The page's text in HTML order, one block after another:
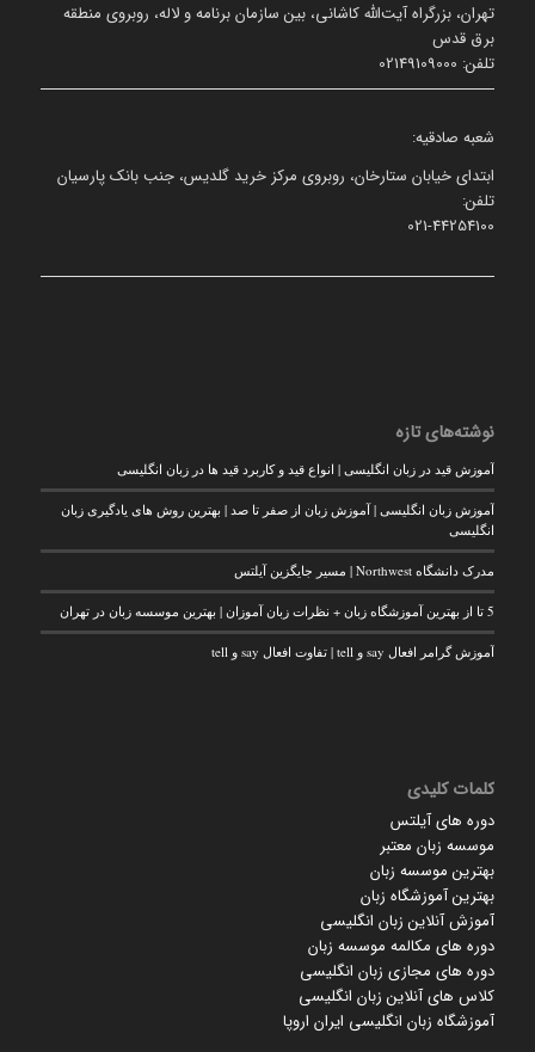
تهران، بزرگراه آیت‌الله کاشانی، بین سازمان برنامه و لاله، روبروی منطقه
برق قدس
تلفن: 02149109000
شعبه صادقیه:
ابتدای خیابان ستارخان، روبروی مرکز خرید گلدیس، جنب بانک پارسیان
تلفن:
021-44254100
نوشته‌های تازه
آموزش قید در زبان انگلیسی | انواع قید و کاربرد قید ها در زبان انگلیسی
آموزش زبان انگلیسی | آموزش زبان از صفر تا صد | بهترین روش های یادگیری زبان
انگلیسی
مدرک دانشگاه Northwest | مسیر جایگزین آیلتس
5 تا از بهترین آموزشگاه زبان + نظرات زبان آموزان | بهترین موسسه زبان در تهران
آموزش گرامر افعال say و tell | تفاوت افعال say و tell
کلمات کلیدی
دوره های آیلتس
موسسه زبان معتبر
بهترین موسسه زبان
بهترین آموزشگاه زبان
آموزش آنلاین زبان انگلیسی
دوره های مکالمه موسسه زبان
دوره های مجازی زبان انگلیسی
کلاس های آنلاین زبان انگلیسی
آموزشگاه زبان انگلیسی ایران اروپا